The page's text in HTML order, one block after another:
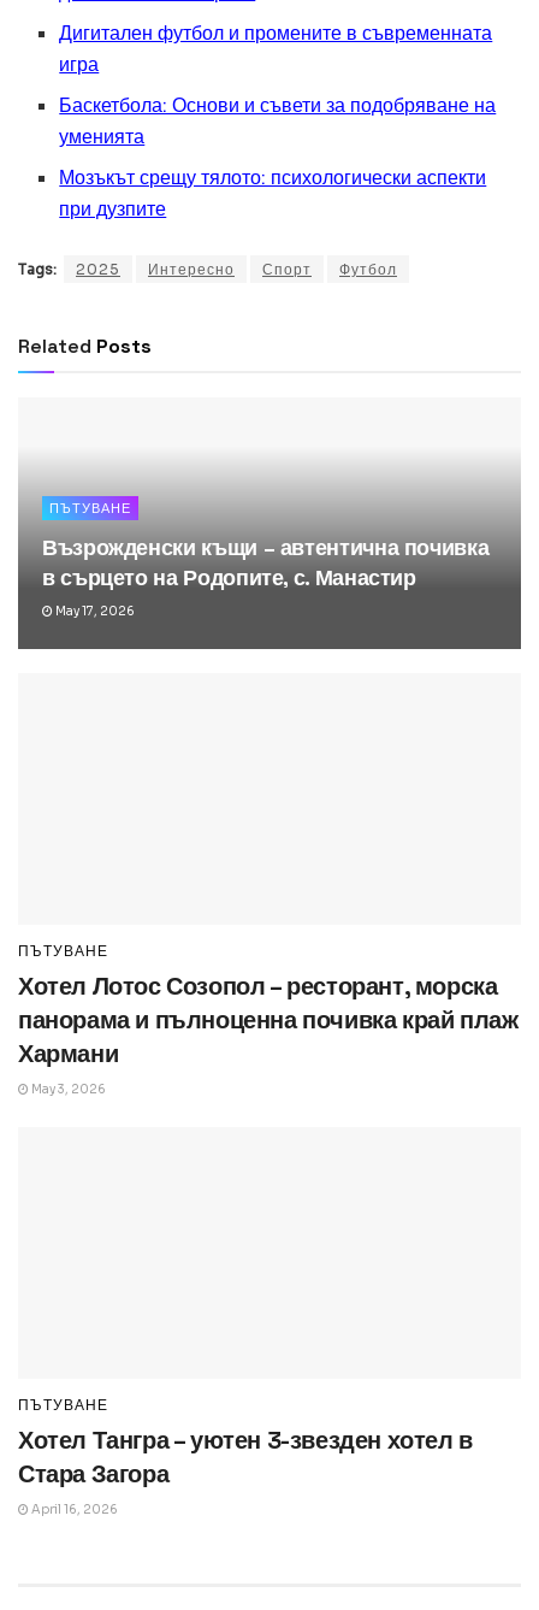
Дигитален футбол и промените в съвременната
игра
Баскетбола: Основи и съвети за подобряване на
уменията
Мозъкът срещу тялото: психологически аспекти
при дузпите
Tags: 2025 Интересно Спорт Футбол
Related Posts
ПЪТУВАНЕ
Възрожденски къщи – автентична почивка
в сърцето на Родопите, с. Манастир
May 17, 2026
ПЪТУВАНЕ
Хотел Лотос Созопол – ресторант, морска
панорама и пълноценна почивка край плаж
Хармани
May 3, 2026
ПЪТУВАНЕ
Хотел Тангра – уютен 3-звезден хотел в
Стара Загора
April 16, 2026